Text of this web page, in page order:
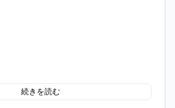
続きを読む